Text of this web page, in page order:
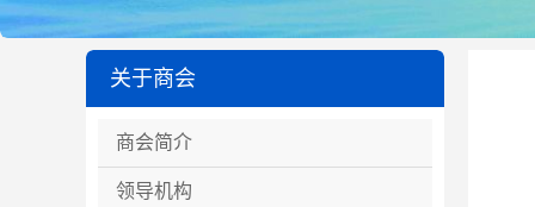
关于商会
商会简介
领导机构